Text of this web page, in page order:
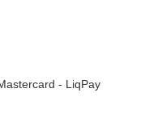
- LiqPay